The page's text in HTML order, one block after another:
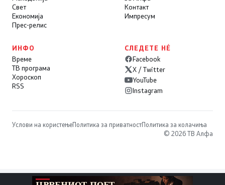
Свет
Економија
Прес-релис
Контакт
Импресум
ИНФО
Време
ТВ програма
Хороскоп
RSS
СЛЕДЕТЕ НÉ
Facebook
X / Twitter
YouTube
Instagram
Услови на користењеПолитика за приватностПолитика за колачиња
© 2026 ТВ Алфа